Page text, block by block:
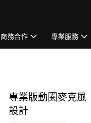
商務合作 專業服務
專業版動圈麥克風
設計